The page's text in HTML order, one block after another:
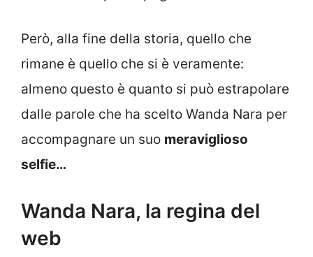
Però, alla fine della storia, quello che
rimane è quello che si è veramente:
almeno questo è quanto si può estrapolare
dalle parole che ha scelto Wanda Nara per
accompagnare un suo meraviglioso
selfie…
Wanda Nara, la regina del
web